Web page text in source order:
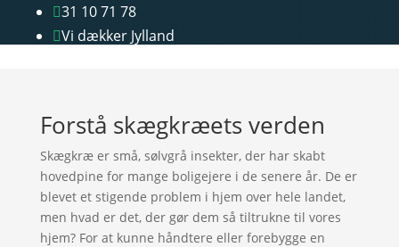
31 10 71 78
Vi dækker Jylland
Forstå skægkræets verden
Skægkræ er små, sølvgrå insekter, der har skabt
hovedpine for mange boligejere i de senere år. De er
blevet et stigende problem i hjem over hele landet,
men hvad er det, der gør dem så tiltrukne til vores
hjem? For at kunne håndtere eller forebygge en